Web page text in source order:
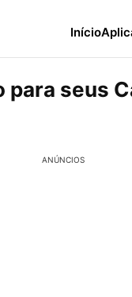
Início
para seus
ANÚNCIOS